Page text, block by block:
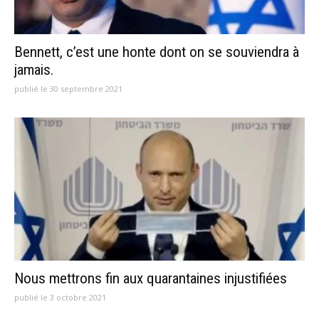
Bennett, c’est une honte dont on se souviendra à
jamais.
publié le 30 septembre 2021
Nous mettrons fin aux quarantaines injustifiées
publié le 3 octobre 2021